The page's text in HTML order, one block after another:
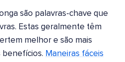
são palavras-chave que
Estas geralmente têm
melhor e são mais
benefícios. Maneiras fáceis